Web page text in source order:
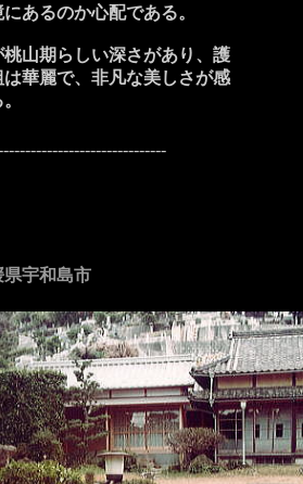
あるのか心配である。
山期らしい深さがあり、護
華麗で、非凡な美しさが感
ある。
島市